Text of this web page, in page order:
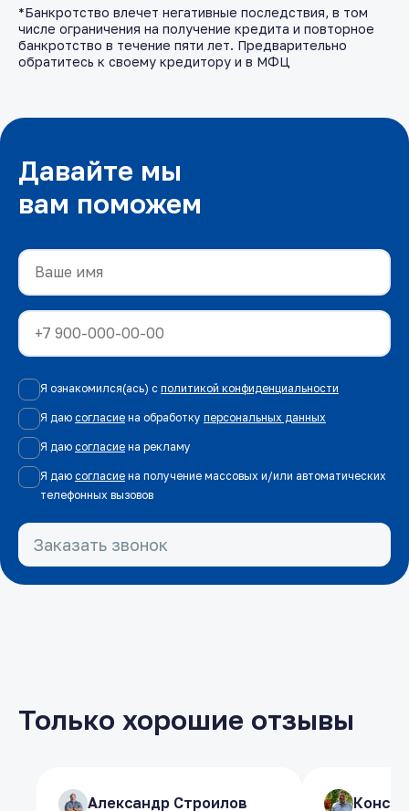
*Банкротство влечет негативные последствия, в том
числе ограничения на получение кредита и повторное
банкротство в течение пяти лет. Предварительно
обратитесь к своему кредитору и в МФЦ
Давайте мы
вам поможем
Я ознакомился(ась) с политикой конфиденциальности
Я даю согласие на обработку персональных данных
Я даю согласие на рекламу
Я даю согласие на получение массовых и/или автоматических
телефонных вызовов
Заказать звонок
Только хорошие отзывы
​Александр Строилов
​Александр Строилов